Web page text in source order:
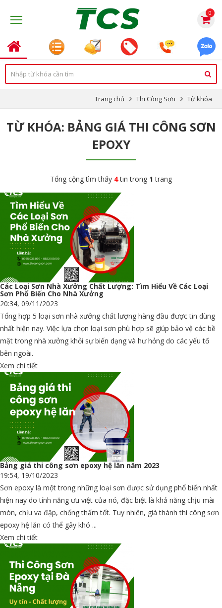
0
Trang chủ Thi Công Sơn Từ khóa
TỪ KHÓA: BẢNG GIÁ THI CÔNG SƠN
EPOXY
Tổng cộng tìm thấy 4tin trong 1 trang
Các Loại Sơn Nhà Xưởng Chất Lượng: Tìm Hiểu Về Các Loại
Sơn Phổ Biến Cho Nhà Xưởng
20:34, 09/11/2023
Tổng hợp 5 loại sơn nhà xưởng chất lượng hàng đầu được tin dùng
nhất hiện nay. Việc lựa chọn loại sơn phù hợp sẽ giúp bảo vệ các bề
mặt trong nhà xưởng khỏi sự biến dạng và hư hỏng do các yếu tố
bên ngoài.
Xem chi tiết
Bảng giá thi công sơn epoxy hệ lăn năm 2023
19:54, 19/10/2023
Sơn epoxy là một trong những loại sơn được sử dụng phổ biến nhất
hiện nay do tính năng ưu việt của nó, đặc biệt là khả năng chịu mài
mòn, chịu va đập, chống thấm tốt. Tuy nhiên, giá thành thi công sơn
epoxy hệ lăn có thể gây khó ...
Xem chi tiết